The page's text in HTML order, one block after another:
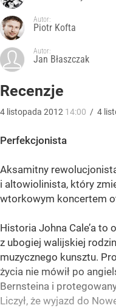
Autor:
Piotr Kofta
Autor:
Jan Błaszczak
Recenzje
4 listopada 2012 14:00 / 4
Perfekcjonista
Aksamitny
i altowiolinista, który
wtorkowym koncertem
Historia Johna Cale’a to
z ubogiej walijskiej
muzycznego kunsztu.
życia nie mówił po
Bernsteina i
Liczył, że wyjazd do